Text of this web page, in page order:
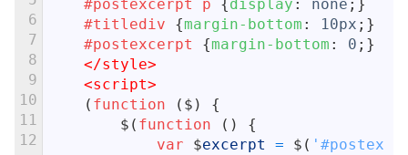
6
7
8
9
10
11
12
#postexcerpt p {display : none ; }
#titlediv {margin-bottom : 10px ; }
#postexcerpt {margin-bottom : 0 ; }
</style>
<script>
( function ( $ )
{
$ ( function ( )
{
var
$excerpt = $ ( '#postex